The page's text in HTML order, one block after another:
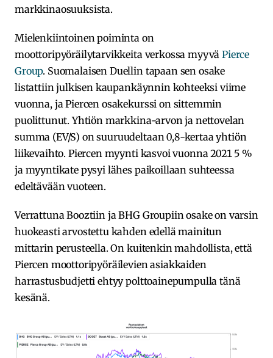
markkinaosuuksista.
Mielenkiintoinen poiminta on
moottoripyöräilytarvikkeita verkossa myyväPierce
Group. Suomalaisen Duellin tapaan sen osake
listattiin julkisen kaupankäynnin kohteeksi viime
vuonna, ja Piercen osakekurssi on sittemmin
puolittunut. Yhtiön markkina-arvon ja nettovelan
summa (EV/S) on suuruudeltaan 0,8-kertaa yhtiön
liikevaihto. Piercen myynti kasvoi vuonna 2021 5 %
ja myyntikate pysyi lähes paikoillaan suhteessa
edeltävään vuoteen.
Verrattuna Booztiin ja BHG Groupiin osake on varsin
huokeasti arvostettu kahden edellä mainitun
mittarin perusteella. On kuitenkin mahdollista, että
Piercen moottoripyöräilevien asiakkaiden
harrastusbudjetti ehtyy polttoainepumpulla tänä
kesänä.